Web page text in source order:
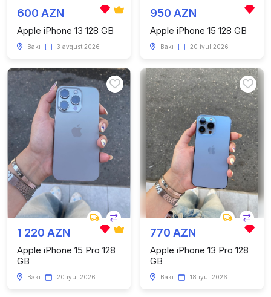
600 AZN
Apple iPhone 13 128 GB
Bakı 3 avqust 2026
950 AZN
Apple iPhone 15 128 GB
Bakı 20 iyul 2026
1 220 AZN
Apple iPhone 15 Pro 128
GB
Bakı 20 iyul 2026
770 AZN
Apple iPhone 13 Pro 128
GB
Bakı 18 iyul 2026